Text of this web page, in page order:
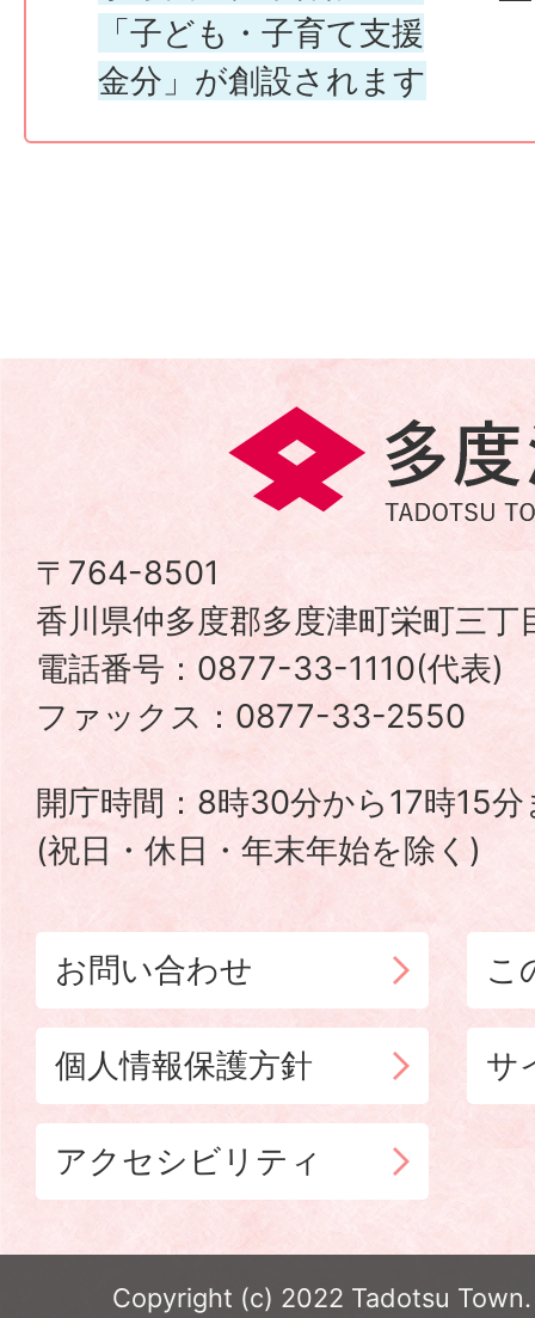
「子ども・子育て支援
金分」が創設されます
多
度
町
TADOTSU
TOWN
〒764-8501
香川県仲多度郡多度津町栄町三
電話番号：0877-33-1110(代表)
ファックス：0877-33-2550
開庁時間：8時30分から17時15分
(祝日・休日・年末年始を除く)
お問い合わせ こ
個人情報保護方針 サ
アクセシビリティ
Copyright (c) 2022 Tadotsu